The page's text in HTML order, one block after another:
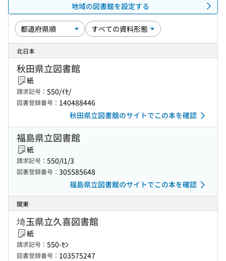
地域の図書館を設定する
北日本
秋田県立図書館
紙
請求記号： 550/ｲｾ/
図書登録番号： 140488446
秋田県立図書館のサイトでこの本を確認
福島県立図書館
紙
請求記号： 550/I1/3
図書登録番号： 305585648
福島県立図書館のサイトでこの本を確認
関東
埼玉県立久喜図書館
紙
請求記号： 550-ｾﾝ
図書登録番号： 103575247